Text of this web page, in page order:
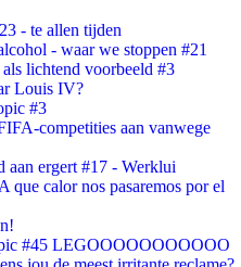
- te allen tijden
- waar we stoppen #21
lichtend voorbeeld #3
Louis IV?
#3
competities aan vanwege
aan ergert #17 - Werklui
que calor nos pasaremos por el
#45 LEGOOOOOOOOOOO